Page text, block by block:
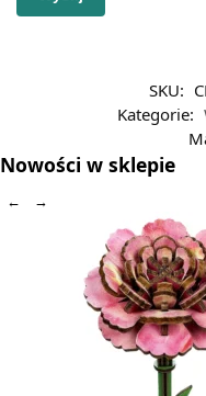
SKU:
Kategorie:
Nowości w sklepie
← →